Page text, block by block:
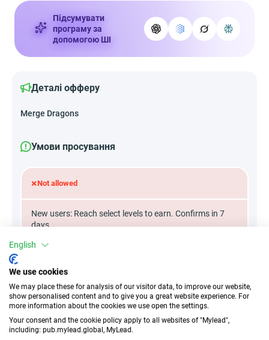
Підсумувати
програму за
допомогою ШІ
Деталі офферу
Merge Dragons
Умови просування
×Not allowed
New users: Reach select levels to earn. Confirms in 7
days
Атрибути
||Пристрої||
Мобільні пристрої
Планшет
English
We use cookies
We may place these for analysis of our visitor data, to improve our website,
show personalised content and to give you a great website experience. For
more information about the cookies we use open the settings.
Your consent and the cookie policy apply to all websites of "Mylead",
including: pub.mylead.global, MyLead.